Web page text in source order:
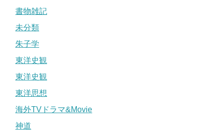
書物雑記
未分類
朱子学
東洋史観
東洋史観
東洋思想
海外TVドラマ&Movie
神道